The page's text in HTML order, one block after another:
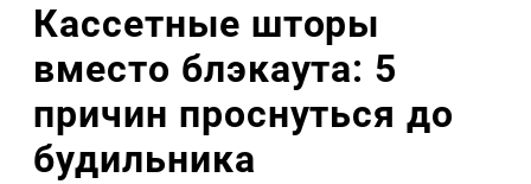
Кассетные шторы
вместо блэкаута: 5
причин проснуться до
будильника